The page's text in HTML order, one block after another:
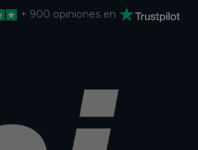
+ 900 opiniones en